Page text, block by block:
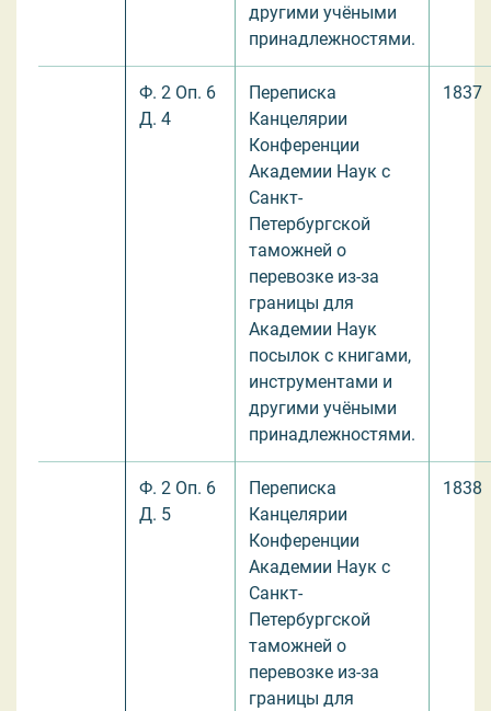
другими учёными
принадлежностями.
Ф. 2 Оп. 6
Д. 4
Переписка
Канцелярии
Конференции
Академии Наук с
Санкт-
Петербургской
таможней о
перевозке из-за
границы для
Академии Наук
посылок с книгами,
инструментами и
другими учёными
принадлежностями.
1837
Ф. 2 Оп. 6
Д. 5
Переписка
Канцелярии
Конференции
Академии Наук с
Санкт-
Петербургской
таможней о
перевозке из-за
границы для
1838